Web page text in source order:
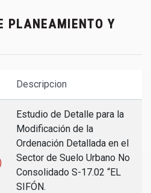
PLANEAMIENTO Y
Descripcion
Estudio de Detalle para la
Modificación de la
Ordenación Detallada en el
Sector de Suelo Urbano No
Consolidado S-17.02 “EL
SIFÓN.